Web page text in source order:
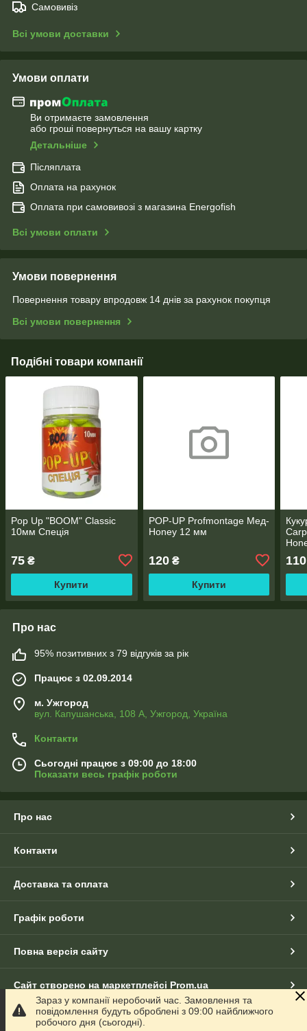
Самовивіз
Всі умови доставки
Умови оплати
Ви отримаєте замовлення
або гроші повернуться на вашу картку
Детальніше
Післяплата
Оплата на рахунок
Оплата при самовивозі з магазина Energofish
Всі умови оплати
Умови повернення
Повернення товару впродовж 14 днів за рахунок покупця
Всі умови повернення
Подібні товари компанії
Pop Up "BOOM" Classic
10мм Спеція
75 ₴
Купити
POP-UP Profmontage Мед-
Honey 12 мм
120₴
Купити
110
Про нас
95% позитивних з 79 відгуків за рік
Працює з 02.09.2014
м. Ужгород
вул. Капушанська, 108 А, Ужгород, Україна
Контакти
Сьогодні працює з 09:00 до 18:00
Показати весь графік роботи
Про нас
Контакти
Доставка та оплата
Графік роботи
Повна версія сайту
Сайт створено на маркетплейсі Prom.ua
Політика конфіденційності
Зараз у компанії неробочий час. Замовлення та
повідомлення будуть оброблені з 09:00 найближчого
робочого дня (сьогодні).